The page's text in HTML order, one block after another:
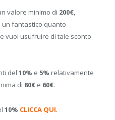
valore minimo di 200€,
fantastico quanto
vuoi usufruire di tale sconto
del 10% e 5% relativamente
di 80€ e 60€.
10% CLICCA QUI.